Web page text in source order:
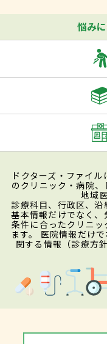
悩み
ドクターズ・ファイ
のクリニック・病院
地域
診療科目、行政区、
基本情報だけでなく
条件に合ったクリニ
ます。 医院情報だけ
関する情報（診療方